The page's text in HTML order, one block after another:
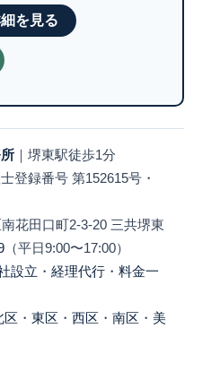
を見る
｜堺東駅徒歩1分
登録番号 第152615号・
花田口町2-3-20 三共堺東
（平日9:00〜17:00）
設立 ・ 経理代行 ・ 料金一
区 ・ 東区 ・ 西区 ・ 南区 ・ 美